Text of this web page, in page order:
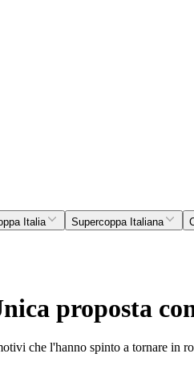
Italia Supercoppa Italiana
proposta
che l'hanno spinto a tornare in